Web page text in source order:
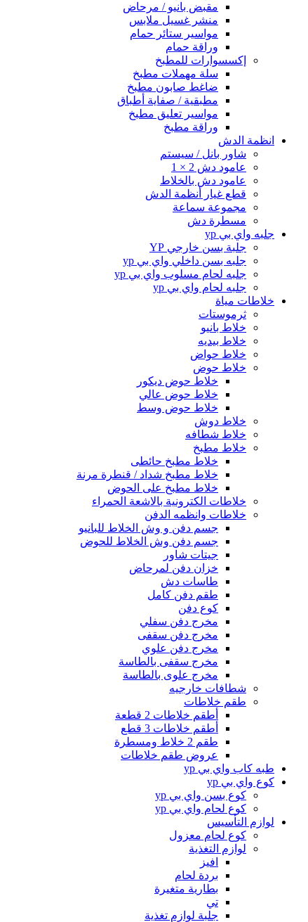
مقبض بانيو / مرحاض
منشر غسيل ملابس
مواسير ستائر حمام
وراقة حمام
إكسسوارات للمطبخ
سلة مهملات مطبخ
ضاغط صابون مطبخ
مطبقية / صفاية أطباق
مواسير تعليق مطبخ
وراقة مطبخ
انظمة الدش
شاور بانل / سيستم
عامود دش 2 × 1
عامود دش بالخلاط
قطع غيار أنظمة الدش
مجموعة سماعة
مسطرة دش
جلبه واي بي yp
جلبة بسن خارجي YP
جلبه بسن داخلي واي بي yp
جلبه لحام مسلوب واي بي yp
جلبه لحام واي بي yp
خلاطات مياة
ثرموستات
خلاط بانيو
خلاط بيديه
خلاط حواض
خلاط حوض
خلاط حوض ديكور
خلاط حوض عالي
خلاط حوض وسط
خلاط دوش
خلاط شطافه
خلاط مطبخ
خلاط مطبخ حائطى
خلاط مطبخ شداد / قنطرة مرنة
خلاط مطبخ على الحوض
خلاطات الكترونية بالاشعة الحمراء
خلاطات وانظمه الدفن
جسم دفن و وش الخلاط للبانيو
جسم دفن وش الخلاط للحوض
جيتات شاور
خزان دفن لمرحاض
طاسات دش
طقم دفن كامل
كوع دفن
مخرج دفن سفلي
مخرج دفن سقفى
مخرج دفن علوي
مخرج سقفى بالطاسة
مخرج علوى بالطاسة
شطافات خارجيه
طقم خلاطات
أطقم خلاطات 2 قطعة
أطقم خلاطات 3 قطع
طقم 2 خلاط ومسطرة
عروض طقم خلاطات
طبه كاب واي بي yp
كوع واي بي yp
كوع بسن واي بي yp
كوع لحام واي بي yp
لوازم التأسيس
كوع لحام معزول
لوازم التغذية
افيز
بردة لحام
بطارية متغيرة
تي
جلبة لوازم تغذية